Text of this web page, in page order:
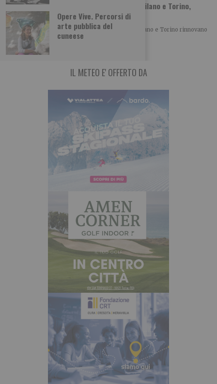
Opere Vive. Percorsi di
arte pubblica del
cuneese
Sta per tornare MITO SettembreMusica: Milano e Torino,
vent’anni di musica insieme
Con la XX edizione di MITO SettembreMusica, Milano e Torino rinnovano
un patto culturale che, anno
IL METEO E' OFFERTO DA